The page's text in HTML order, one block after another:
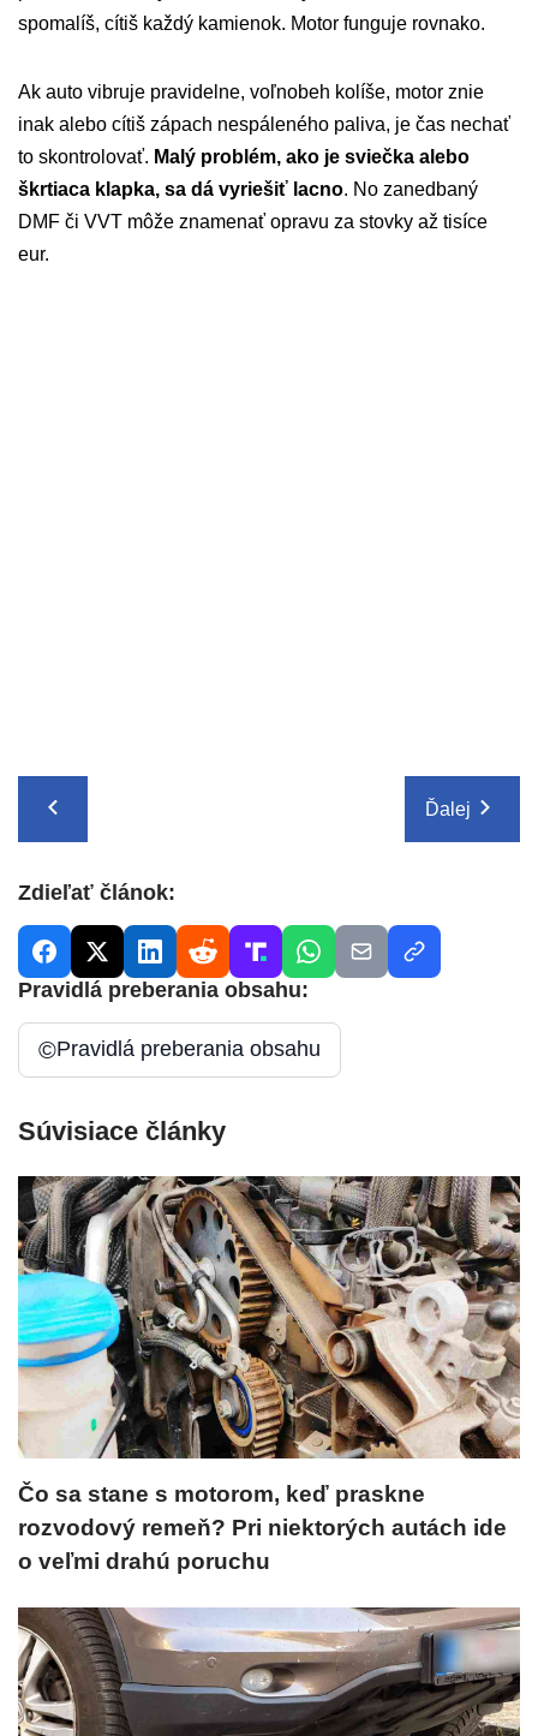
spomalíš, cítiš každý kamienok. Motor funguje rovnako.
Ak auto vibruje pravidelne, voľnobeh kolíše, motor znie
inak alebo cítiš zápach nespáleného paliva, je čas nechať
to skontrolovať. Malý problém, ako je sviečka alebo
škrtiaca klapka, sa dá vyriešiť lacno. No zanedbaný
DMF či VVT môže znamenať opravu za stovky až tisíce
eur.
Ďalej
Zdieľať článok:
Pravidlá preberania obsahu:
©Pravidlá preberania obsahu
Súvisiace články
Čo sa stane s motorom, keď praskne
rozvodový remeň? Pri niektorých autách ide
o veľmi drahú poruchu